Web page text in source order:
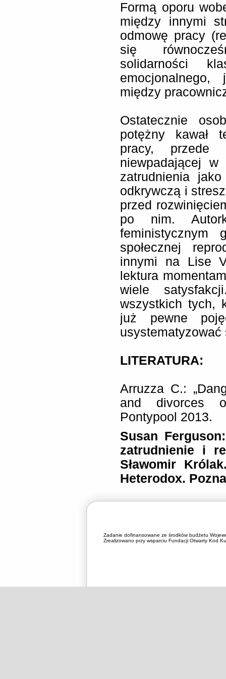
Formą oporu
między innymi
odmowę pracy
się
solidarności
między
Ostatecznie
potężny kawał
pracy, przede
niewpadającej w
zatrudnienia
odkrywczą i
przed
po nim.
feministycznym
społecznej
innymi na Lise
lektura
wiele
wszystkich tych,
już pewne
usystematyzować
LITERATURA:
Arruzza C.:
and divorces
Pontypool 2013.
Susan
zatrudnienie i
Sławomir
Heterodox.
Zadanie dofinansowane ze środków budżetu
Zrealizowano przy wsparciu Fundacji Otwarty Kod